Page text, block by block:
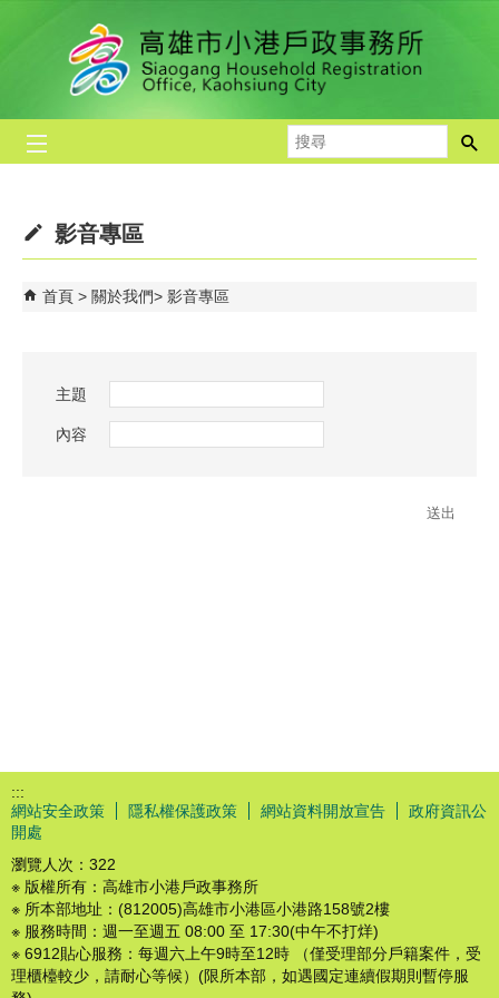
跳到主要內容區塊
尋
影音專區
首頁 關於我們 影音專區
主題
內容
:::
網站安全政策
隱私權保護政策 網站資料開放宣告
政府資訊公
開處
瀏覽人次： 322
※ 版權所有：高雄市小港戶政事務所
※ 所本部地址：(812005)高雄市小港區小港路158號2樓
※ 服務時間：週一至週五 08:00 至 17:30(中午不打烊)
※ 6912貼心服務：每週六上午9時至12時 （僅受理部分戶籍案件，受
理櫃檯較少，請耐心等候）(限所本部，如遇國定連續假期則暫停服